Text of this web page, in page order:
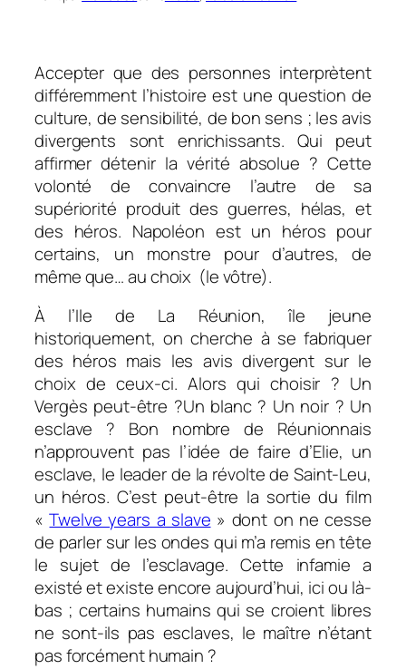
Accepter que des personnes interprètent
différemment l’histoire est une question de
culture, de sensibilité, de bon sens ; les avis
divergents sont enrichissants. Qui peut
affirmer détenir la vérité absolue ? Cette
volonté de convaincre l’autre de sa
supériorité produit des guerres, hélas, et
des héros. Napoléon est un héros pour
certains, un monstre pour d’autres, de
même que… au choix (le vôtre).
À l’Ile de La Réunion, île jeune
historiquement, on cherche à se fabriquer
des héros mais les avis divergent sur le
choix de ceux-ci. Alors qui choisir ? Un
Vergès peut-être ?Un blanc ? Un noir ? Un
esclave ? Bon nombre de Réunionnais
n’approuvent pas l’idée de faire d’Elie, un
esclave, le leader de la révolte de Saint-Leu,
un héros. C’est peut-être la sortie du film
«Twelve years a slave » dont on ne cesse
de parler sur les ondes qui m’a remis en tête
le sujet de l’esclavage. Cette infamie a
existé et existe encore aujourd’hui, ici ou là-
bas ; certains humains qui se croient libres
ne sont-ils pas esclaves, le maître n’étant
pas forcément humain ?